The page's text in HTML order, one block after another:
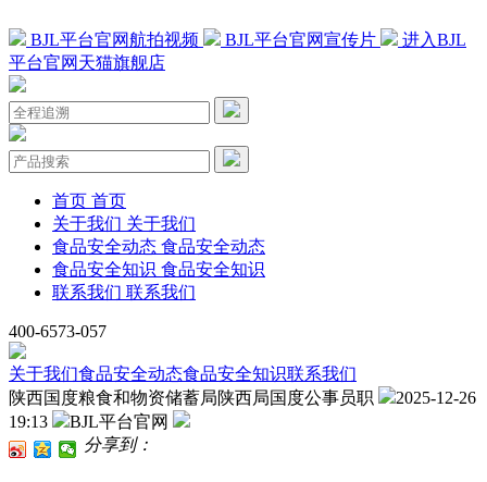
BJL平台官网航拍视频 BJL平台官网宣传片
进入BJL
平台官网天猫旗舰店
首页 首页
关于我们 关于我们
食品安全动态 食品安全动态
食品安全知识 食品安全知识
联系我们 联系我们
400-6573-057
关于我们食品安全动态食品安全知识联系我们
陕西国度粮食和物资储蓄局陕西局国度公事员职
2025-12-26
19:13
BJL平台官网
分享到：